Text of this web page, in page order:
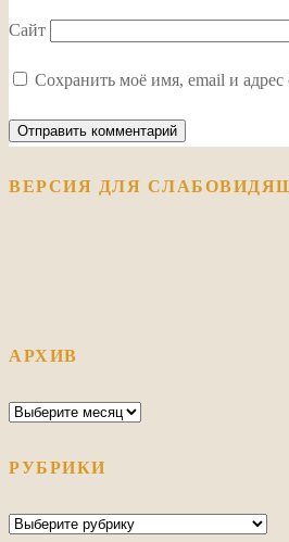
Сайт
Сохранить моё имя, email и
ВЕРСИЯ ДЛЯ
АРХИВ
Архив
РУБРИКИ
Рубрики